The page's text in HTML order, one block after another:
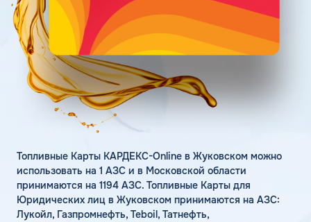
Статьи
Цена бензина и ДТ
Личный кабинет
Карта АЗС
Получить консультацию
Топливные Карты КАРДЕКС-Online в Жуковском можно
использовать на 1 АЗС и в Московской области
принимаются на 1194 АЗС. Топливные Карты для
Юридических лиц в Жуковском принимаются на АЗС:
Лукойл, Газпромнефть, Teboil, Татнефть,